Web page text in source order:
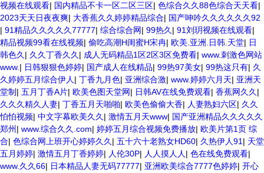
视频在线观看| 国内精品不卡一区二区三区| 色综合久久88色综合天天看|
2023天天日夜夜爽| 大香蕉久久婷婷精品综合| 国产呻吟久久久久久久92
| 91精品久久久久久77777| 综合综合网| 99热久 | 91刘玥视频在线观看|
精品视频99看在线视频| 偷吃高潮H闺蜜H宋冉| 欧美.亚洲.日韩.天堂| 日
韩色久 | 久久丁香久久 | 成人无码精品1区2区3区免费看| www.刺激色网站
www. | 日韩狠狠色婷婷| 国产成人在线精品| 99热97美女| 99热这只有| 久
久婷婷五月综合伊人 | 丁香九月色| 亚洲综合激| www.婷婷六月天| 亚洲天
堂制 | 五月丁香A片| 欧美色图天堂网| 日韩AV在线免费观看| 香蕉网久久 |
久久久精久人妻| 丁香五月天啪啪| 欧美色偷偷大香| 人妻熟妇六区| 久久
怕怕视频| 中文字幕欧美久久 | 激情五月天www| 国产亚洲精品久久久久久
郑州 | www.综合久久.com| 婷婷五月综合视频免费播放| 欧美片第1页 综
合| 色综合网上班开心婷婷久久 | 五十六十老熟女HD60| 久热伊人91 | 天堂
五月婷婷| 激情五月丁香婷婷| 人伦30P| 人人摸人人 | 色在线免费观看|
www.久久66| 日本精品人妻无码77777| 亚洲欧美综合7777色婷婷| 开心